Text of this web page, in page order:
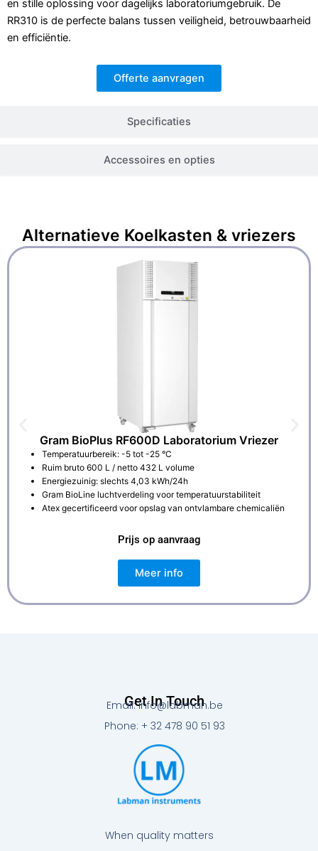
Specificaties
Accessoires en opties
en stille oplossing voor dagelijks laboratoriumgebruik. De
RR310 is de perfecte balans tussen veiligheid, betrouwbaarheid
en efficiëntie.
Offerte aanvragen
Alternatieve Koelkasten & vriezers
Gram BioPlus RF600D Laboratorium Vriezer
Temperatuurbereik: -5 tot -25 °C
Ruim bruto 600 L / netto 432 L volume
Energiezuinig: slechts 4,03 kWh/24h
Gram BioLine luchtverdeling voor temperatuurstabiliteit
Atex gecertificeerd voor opslag van ontvlambare chemicaliën
Prijs op aanvraag
Meer info
When quality matters
Get In Touch
Email: info@labman.be
Phone: + 32 478 90 51 93